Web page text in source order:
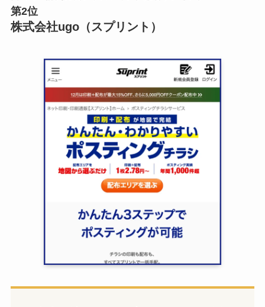
第2位
株式会社ugo（スプリント）